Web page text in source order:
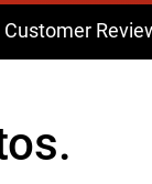
Customer